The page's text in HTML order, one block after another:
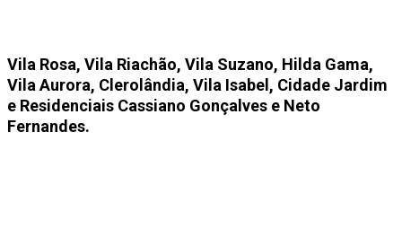
Vila Rosa, Vila Riachão, Vila Suzano, Hilda Gama,
Vila Aurora, Clerolândia, Vila Isabel, Cidade Jardim
e Residenciais Cassiano Gonçalves e Neto
Fernandes.